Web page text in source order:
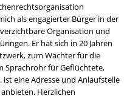
als engagierter Bürger in der
Organisation und
Er hat sich in 20 Jahren
zum Wächter für die
Sprachrohr für Geflüchtete,
eine Adresse und Anlaufstelle
Herzlichen